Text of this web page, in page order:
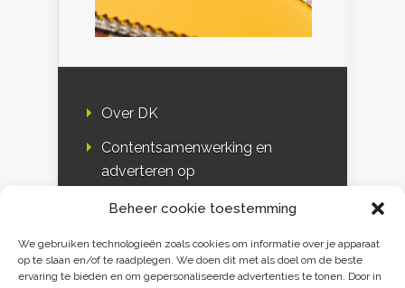
Beheer cookie toestemming
We gebruiken technologieën zoals cookies om informatie over je apparaat
op te slaan en/of te raadplegen. We doen dit met als doel om de beste
ervaring te bieden en om gepersonaliseerde advertenties te tonen. Door in
Over DK
Contentsamenwerking en
adverteren op
DK & media